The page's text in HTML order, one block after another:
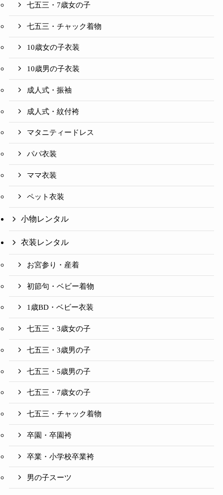
七五三・7歳女の子
七五三・チャック着物
10歳女の子衣装
10歳男の子衣装
成人式・振袖
成人式・紋付袴
マタニティードレス
パパ衣装
ママ衣装
ペット衣装
小物レンタル
衣装レンタル
お宮参り・産着
初節句・ベビー着物
1歳BD・ベビー衣装
七五三・3歳女の子
七五三・3歳男の子
七五三・5歳男の子
七五三・7歳女の子
七五三・チャック着物
卒園・卒園袴
卒業・小学校卒業袴
男の子スーツ